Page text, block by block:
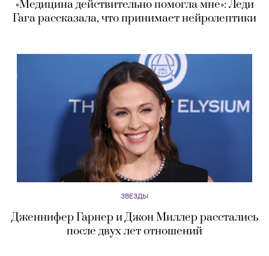
«Медицина действительно помогла мне»: Леди
Гага рассказала, что принимает нейролептики
ЗВЕЗДЫ
Дженнифер Гарнер и Джон Миллер расстались
после двух лет отношений